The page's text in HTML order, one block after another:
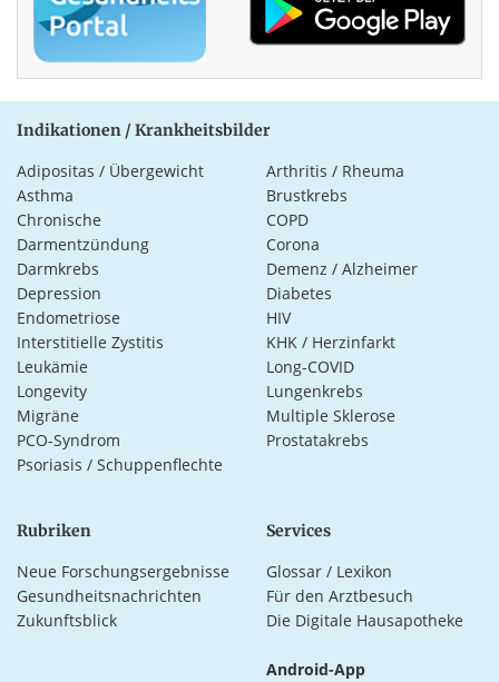
Indikationen / Krankheitsbilder
Adipositas / Übergewicht
Arthritis / Rheuma
Asthma
Brustkrebs
Chronische
Darmentzündung
COPD
Corona
Darmkrebs
Demenz / Alzheimer
Depression
Diabetes
Endometriose
HIV
Interstitielle Zystitis
KHK / Herzinfarkt
Leukämie
Long-COVID
Longevity
Lungenkrebs
Migräne
Multiple Sklerose
PCO-Syndrom
Prostatakrebs
Psoriasis / Schuppenflechte
Rubriken
Neue Forschungsergebnisse
Gesundheitsnachrichten
Zukunftsblick
Services
Glossar / Lexikon
Für den Arztbesuch
Die Digitale Hausapotheke
Android-App